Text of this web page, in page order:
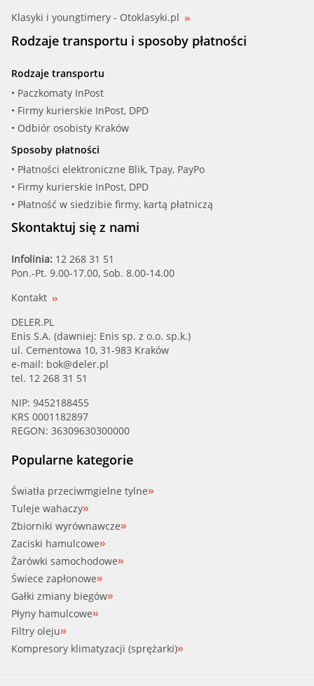
Klasyki i youngtimery - Otoklasyki.pl
Rodzaje transportu i sposoby płatności
Rodzaje transportu
• Paczkomaty InPost
• Firmy kurierskie InPost, DPD
• Odbiór osobisty Kraków
Sposoby płatności
• Płatności elektroniczne Blik, Tpay, PayPo
• Firmy kurierskie InPost, DPD
• Płatność w siedzibie firmy, kartą płatniczą
Skontaktuj się z nami
Infolinia: 12 268 31 51
Pon.-Pt. 9.00-17.00, Sob. 8.00-14.00
Kontakt
DELER.PL
Enis S.A. (dawniej: Enis sp. z o.o. sp.k.)
ul. Cementowa 10, 31-983 Kraków
e-mail: bok@deler.pl
tel. 12 268 31 51
NIP: 9452188455
KRS 0001182897
REGON: 36309630300000
Popularne kategorie
Światła przeciwmgielne tylne
Tuleje wahaczy
Zbiorniki wyrównawcze
Zaciski hamulcowe
Żarówki samochodowe
Świece zapłonowe
Gałki zmiany biegów
Płyny hamulcowe
Filtry oleju
Kompresory klimatyzacji (sprężarki)